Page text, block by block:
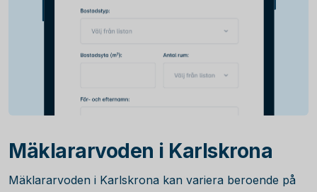
Mäklararvoden i Karlskrona
Mäklararvoden i Karlskrona kan variera beroende på